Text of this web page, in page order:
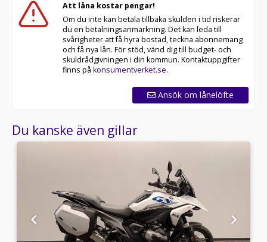
Att låna kostar pengar!
Om du inte kan betala tillbaka skulden i tid riskerar
du en betalningsanmärkning. Det kan leda till
svårigheter att få hyra bostad, teckna abonnemang
och få nya lån. För stöd, vänd dig till budget- och
skuldrådgivningen i din kommun. Kontaktuppgifter
finns på konsumentverket.se.
Ansök om lånelöfte
Du kanske även gillar